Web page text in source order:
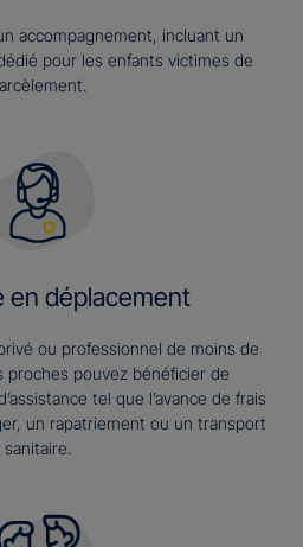
accompagnement, incluant un
pour les enfants victimes de
en déplacement
ou professionnel de moins de
proches pouvez bénéficier de
tel que l’avance de frais
un rapatriement ou un transport
sanitaire.